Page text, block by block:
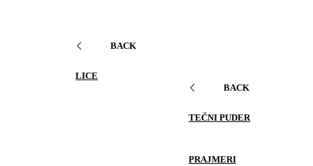
BACK
LICE
BACK
TEČNI PUDER
PRAJMERI